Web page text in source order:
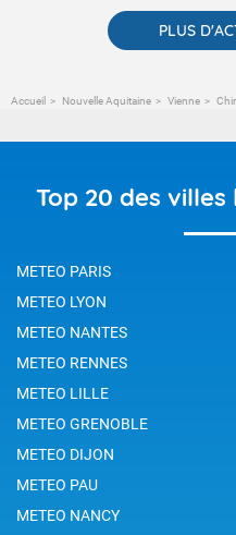
PLUS
Accueil Nouvelle Aquitaine Vienne
Top 20 des
METEO PARIS
METEO LYON
METEO NANTES
METEO RENNES
METEO LILLE
METEO GRENOBLE
METEO DIJON
METEO PAU
METEO NANCY